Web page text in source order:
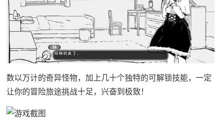
数以万计的奇异怪物，加上几十个独特的可解锁技能，一定
让你的冒险旅途挑战十足，兴奋到极致！